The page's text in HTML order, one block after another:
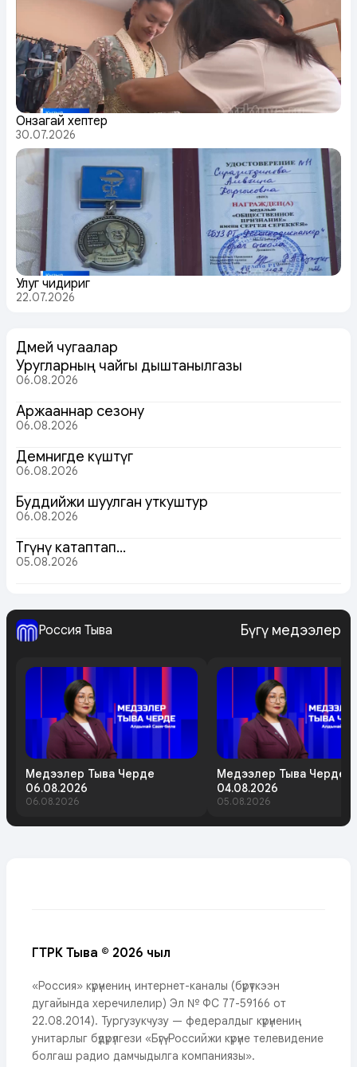
Онзагай хептер
30.07.2026
Улуг чидириг
22.07.2026
Дөмей чугаалар
Уругларның чайгы дыштанылгазы
06.08.2026
Аржааннар сезону
06.08.2026
Демнигде күштүг
06.08.2026
Буддийжи шуулган уткуштур
06.08.2026
Төөгүнү катаптап…
05.08.2026
Россия Тыва Бүгү медээлер
Медээлер Тыва Черде
06.08.2026
06.08.2026
Медээлер Тыва Черде
04.08.2026
05.08.2026
ГТРК Тыва © 2026 чыл
«Россия» күрүнениң интернет-каналы (бүрүткээн
дугайында херечилелир) Эл № ФС 77-59166 от
22.08.2014). Тургузукчузу — федералдыг күрүнениң
унитарлыг бүдүрүлгези «Бүгү-Российжи күрүне телевидение
болгаш радио дамчыдылга компаниязы».